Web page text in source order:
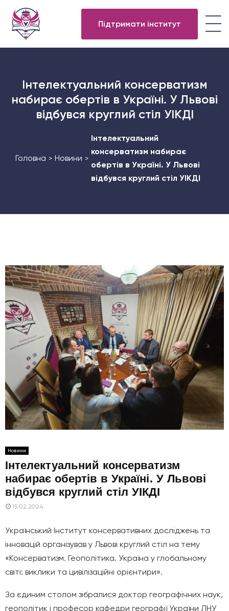
Підтримати інститут
Інтелектуальний консерватизм
набирає обертів в Україні. У Львові
відбувся круглий стіл УІКДІ
Головна > Новини >
Інтелектуальний
консерватизм набирає
обертів в Україні. У Львові
відбувся круглий стіл УІКДІ
Новини
Інтелектуальний консерватизм
набирає обертів в Україні. У Львові
відбувся круглий стіл УІКДІ
15.02.2024
Український Інститут консервативних досліджень та
інновацій організував у Львові круглий стіл на тему
«Консерватизм. Геополітика. Україна у глобальному
світі: виклики та цивілізаційні орієнтири».
За єдиним столом зібралися доктор географічних наук,
геополітик і професор кафедри географії України ЛНУ